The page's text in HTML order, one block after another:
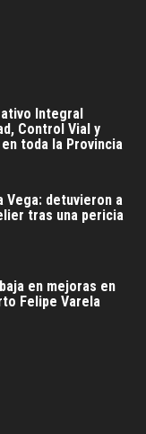
Integral
Control Vial y
toda la Provincia
Vega: detuvieron a
tras una pericia
en mejoras en
Felipe Varela